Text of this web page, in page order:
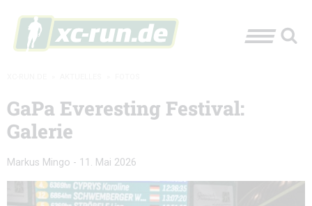
GaPa Everesting Festival:
Galerie
Markus Mingo - 11. Mai 2026